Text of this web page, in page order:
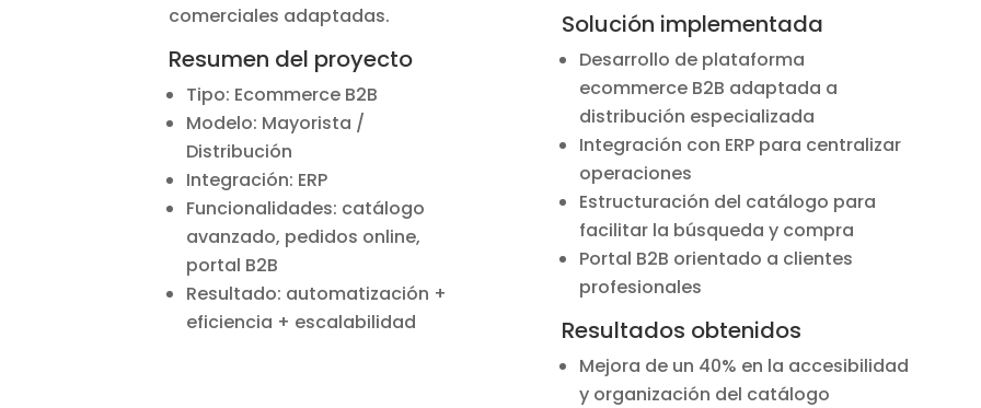
comerciales adaptadas.
Resumen del proyecto
Tipo: Ecommerce B2B
Modelo: Mayorista /
Distribución
Integración: ERP
Funcionalidades: catálogo
avanzado, pedidos online,
portal B2B
Resultado: automatización +
eficiencia + escalabilidad
Solución implementada
Desarrollo de plataforma
ecommerce B2B adaptada a
distribución especializada
Integración con ERP para centralizar
operaciones
Estructuración del catálogo para
facilitar la búsqueda y compra
Portal B2B orientado a clientes
profesionales
Resultados obtenidos
Mejora de un 40% en la accesibilidad
y organización del catálogo